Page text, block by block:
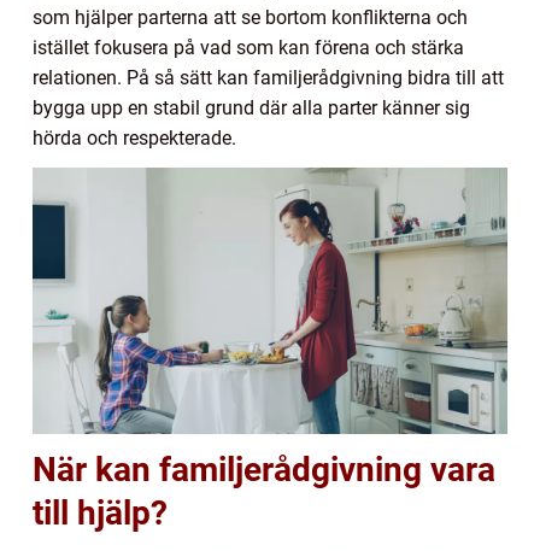
som hjälper parterna att se bortom konflikterna och
istället fokusera på vad som kan förena och stärka
relationen. På så sätt kan familjerådgivning bidra till att
bygga upp en stabil grund där alla parter känner sig
hörda och respekterade.
När kan familjerådgivning vara
till hjälp?